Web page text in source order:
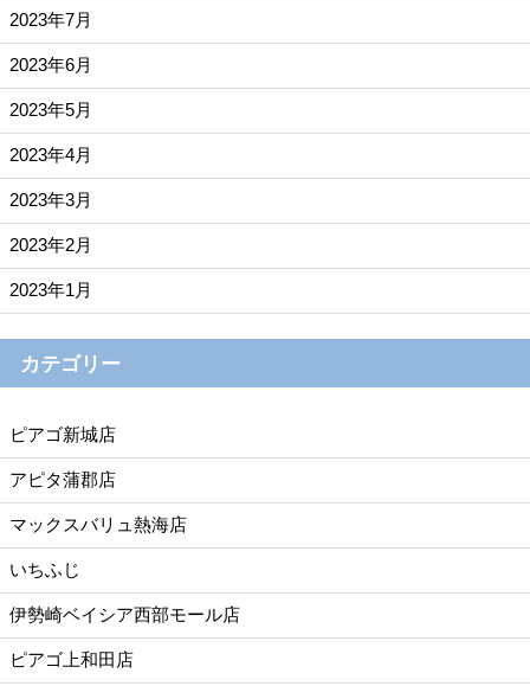
2023年7月
2023年6月
2023年5月
2023年4月
2023年3月
2023年2月
2023年1月
カテゴリー
ピアゴ新城店
アピタ蒲郡店
マックスバリュ熱海店
いちふじ
伊勢崎ベイシア西部モール店
ピアゴ上和田店